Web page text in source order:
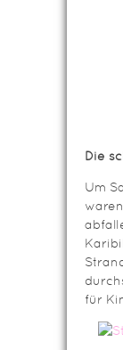
Die
Um
für